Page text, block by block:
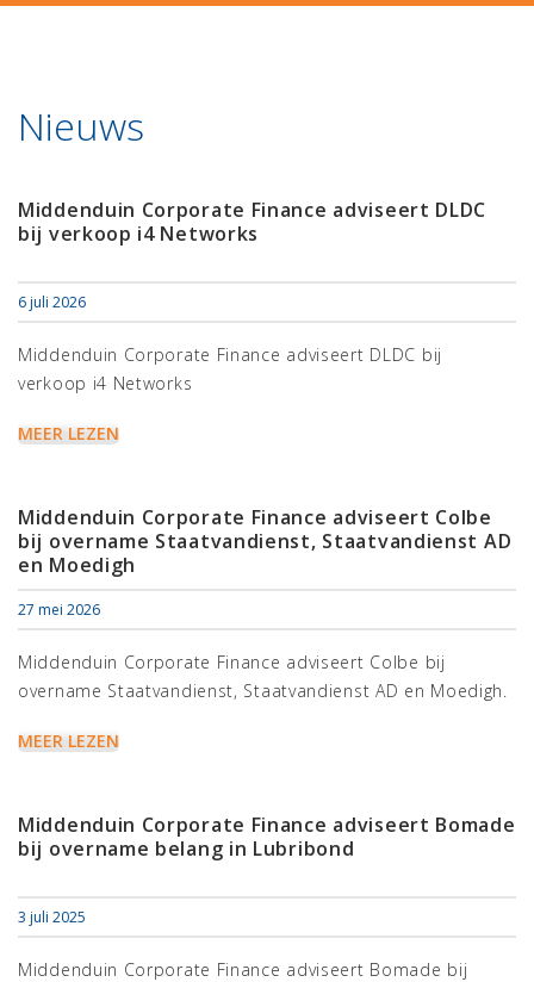
Nieuws
Middenduin Corporate Finance adviseert DLDC
bij verkoop i4 Networks
6 juli 2026
Middenduin Corporate Finance adviseert DLDC bij
verkoop i4 Networks
MEER LEZEN
Middenduin Corporate Finance adviseert Colbe
bij overname Staatvandienst, Staatvandienst AD
en Moedigh
27 mei 2026
Middenduin Corporate Finance adviseert Colbe bij
overname Staatvandienst, Staatvandienst AD en Moedigh.
MEER LEZEN
Middenduin Corporate Finance adviseert Bomade
bij overname belang in Lubribond
3 juli 2025
Middenduin Corporate Finance adviseert Bomade bij